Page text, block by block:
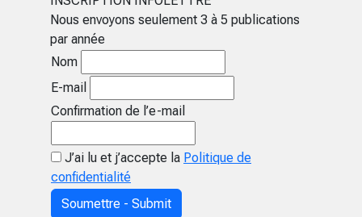
Nous envoyons seulement 3 à 5 publications
par année
Nom
E-mail
Confirmation de l’e-mail
J’ai lu et j’accepte la Politique de
confidentialité
Soumettre - Submit